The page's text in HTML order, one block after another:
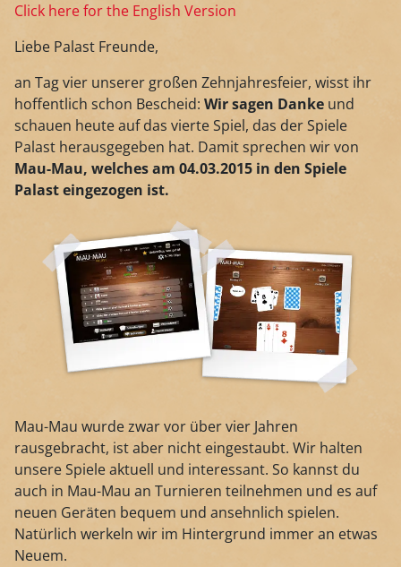
Click here for the English Version
Liebe Palast Freunde,
an Tag vier unserer großen Zehnjahresfeier, wisst ihr
hoffentlich schon Bescheid: Wir sagen Danke und
schauen heute auf das vierte Spiel, das der Spiele
Palast herausgegeben hat. Damit sprechen wir von
Mau-Mau, welches am 04.03.2015 in den Spiele
Palast eingezogen ist.
Mau-Mau wurde zwar vor über vier Jahren
rausgebracht, ist aber nicht eingestaubt. Wir halten
unsere Spiele aktuell und interessant. So kannst du
auch in Mau-Mau an Turnieren teilnehmen und es auf
neuen Geräten bequem und ansehnlich spielen.
Natürlich werkeln wir im Hintergrund immer an etwas
Neuem.